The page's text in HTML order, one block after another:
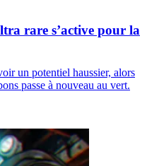
rare s’active pour la
un potentiel haussier, alors
passe à nouveau au vert.